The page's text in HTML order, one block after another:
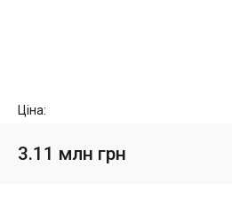
Ціна:
3.11 млн грн